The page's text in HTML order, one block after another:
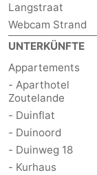
Langstraat
Webcam Strand
UNTERKÜNFTE
Appartements
- Aparthotel
Zoutelande
- Duinflat
- Duinoord
- Duinweg 18
- Kurhaus